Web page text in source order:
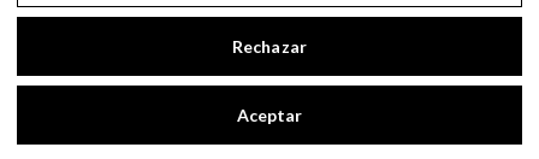
Rechazar
Aceptar
Aviso Legal
Política de Privacidad
Política de Cookies
Configurar